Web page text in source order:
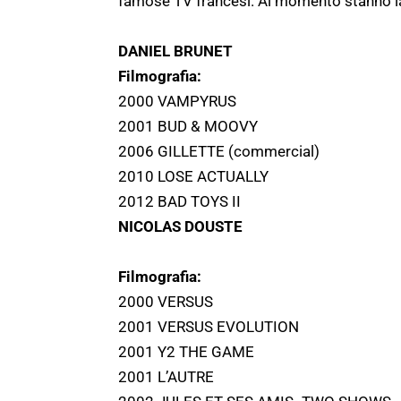
DANIEL BRUNET
Filmografia:
2000 VAMPYRUS
2001 BUD & MOOVY
2006 GILLETTE (commercial)
2010 LOSE ACTUALLY
2012 BAD TOYS II
NICOLAS DOUSTE
Filmografia:
2000 VERSUS
2001 VERSUS EVOLUTION
2001 Y2 THE GAME
2001 L’AUTRE